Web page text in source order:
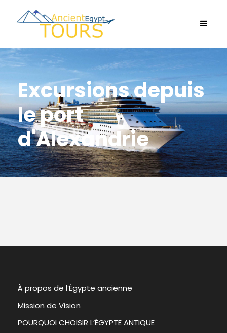
Excursions depuis
le port
d'Alexandrie
À propos de l’Égypte ancienne
Mission de Vision
POURQUOI CHOISIR L’ÉGYPTE ANTIQUE